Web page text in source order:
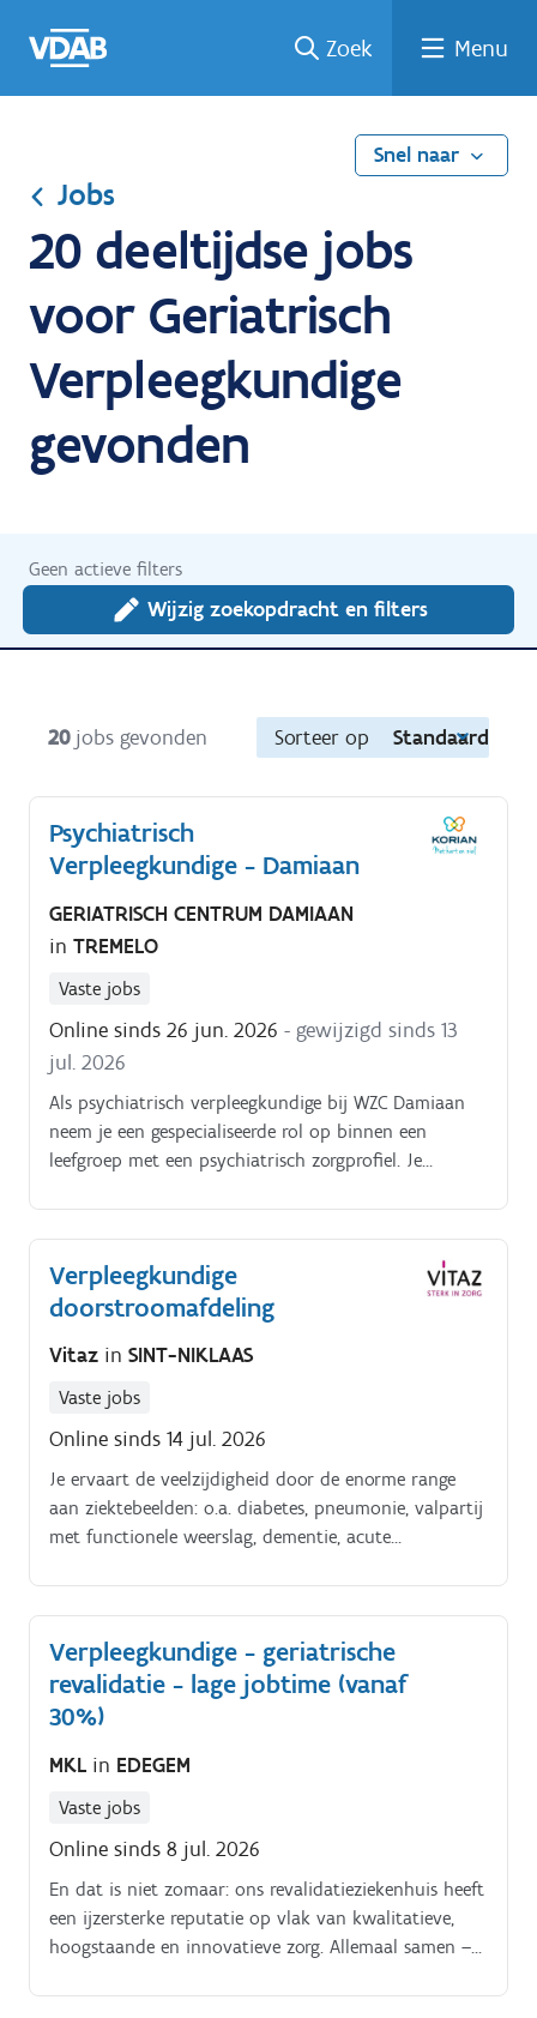
naar
een
een
job
naar
Zoek Menu
Snel naar
Jobs
20 deeltijdse jobs
voor Geriatrisch
Verpleegkundige
gevonden
Geen actieve filters
Wijzig zoekopdracht en filters
20 jobs gevonden Sorteer op Standaard
Psychiatrisch
Verpleegkundige - Damiaan
GERIATRISCH CENTRUM DAMIAAN
in TREMELO
Vaste jobs
Online sinds 26 jun. 2026 - gewijzigd sinds 13
jul. 2026
Als psychiatrisch verpleegkundige bij WZC Damiaan
neem je een gespecialiseerde rol op binnen een
leefgroep met een psychiatrisch zorgprofiel. Je
voor mentale gezondheid en psychosociaal welzijn. Je
werkt nauw samen met collega’s en andere disciplines
om bewoners structuur, veiligheid en gepaste
begeleiding te bieden. Je dagelijkse bezigheden
volgens de geldende richtlijnen;je begeleidt bewoners
met een psychiatrisch zorgprofiel in hun dagelijkse
veranderingen in mentaal welzijn;je werkt actief mee
aan het opstarten en uitbouwen van de leefgroep;je
stemt af met artsen, psychologen en andere
betrokken zorgverleners;je registreert correct en
Verpleegkundige
doorstroomafdeling
Vitaz in SINT-NIKLAAS
Vaste jobs
Online sinds 14 jul. 2026
Je ervaart de veelzijdigheid door de enorme range
aan ziektebeelden: o.a. diabetes, pneumonie, valpartij
met functionele weerslag, dementie, acute
ingreep, abdominale en thoracale chirurgie,
malnutritie en dehydratatie, hart en nierfalen,
urineweginfecties en vasculaire problematiek, Jouw
takenpakket als verpleegkundige : Je neemt na je
coördinatie én uitvoering van de zorg voor jouw
toegewezen patiënten.
Verpleegkundige - geriatrische
revalidatie - lage jobtime (vanaf
30%)
MKL in EDEGEM
Vaste jobs
Online sinds 8 jul. 2026
En dat is niet zomaar: ons revalidatieziekenhuis heeft
een ijzersterke reputatie op vlak van kwalitatieve,
hoogstaande en innovatieve zorg. Allemaal samen –
enz.